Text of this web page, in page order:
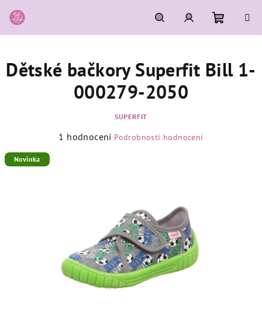
na
obsah
HledatPřihlášeníNákupní
košík
Dětské bačkory Superfit Bill 1-
000279-2050
SUPERFIT
Průměrné
1 hodnocení Podrobnosti hodnocení
Novinka